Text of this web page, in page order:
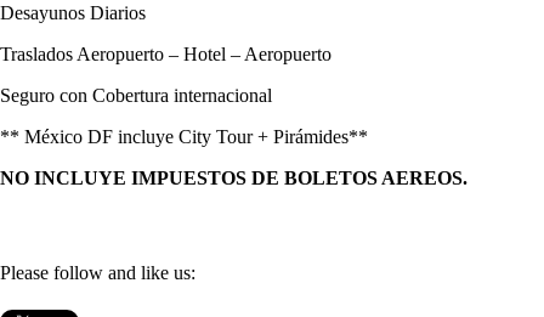
Desayunos Diarios
Traslados Aeropuerto – Hotel – Aeropuerto
Seguro con Cobertura internacional
** México DF incluye City Tour + Pirámides**
NO INCLUYE IMPUESTOS DE BOLETOS AEREOS.
Please follow and like us: